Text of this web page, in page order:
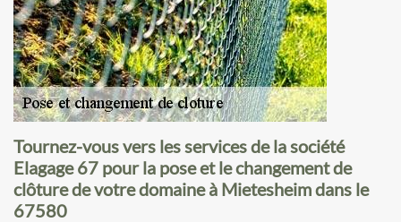
Tournez-vous vers les services de la société
Elagage 67 pour la pose et le changement de
clôture de votre domaine à Mietesheim dans le
67580